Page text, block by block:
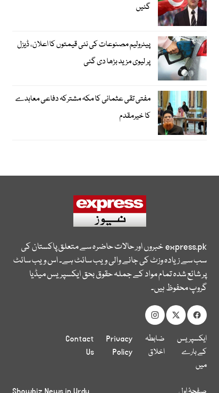
گئیں
پیٹرولیم مصنوعات کی نئی قیمتوں کا اعلان، ڈیزل
پر لیوی مزید بڑھا دی گئی
مفتی تقی عثمانی کا مکہ مشترکہ دفاعی معاہدے
کا خیرمقدم
express.pkخبروں اور حالات حاضرہ سے متعلق پاکستان کی
سب سے زیادہ وزٹ کی جانے والی ویب سائٹ ہے۔ اس ویب سائٹ
پر شائع شدہ تمام مواد کے جملہ حقوق بحق ایکسپریس میڈیا
گروپ محفوظ ہیں۔
ایکسپریس
کے بارے
میں
ضابطہ
اخلاق
Privacy
Policy
Contact
Us